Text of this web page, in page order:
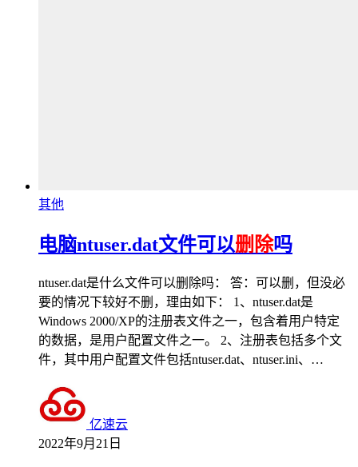
其他
电脑ntuser.dat文件可以删除吗
ntuser.dat是什么文件可以删除吗： 答：可以删，但没必
要的情况下较好不删，理由如下： 1、ntuser.dat是
Windows 2000/XP的注册表文件之一，包含着用户特定
的数据，是用户配置文件之一。 2、注册表包括多个文
件，其中用户配置文件包括ntuser.dat、ntuser.ini、…
亿速云
2022年9月21日